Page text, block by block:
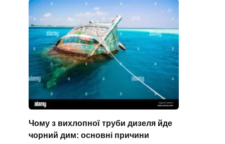
Чому з вихлопної труби дизеля йде
чорний дим: основні причини